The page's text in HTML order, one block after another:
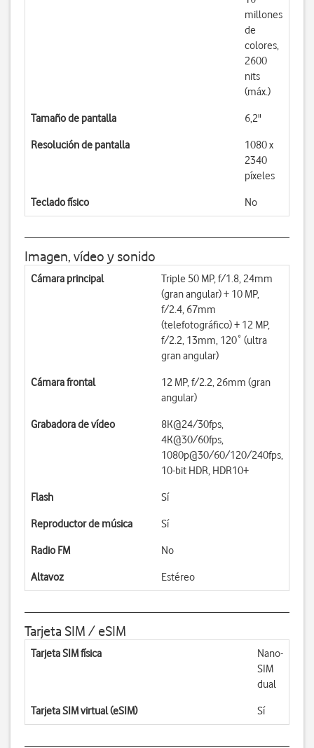
millones
de
colores,
2600
nits
(máx.)
Tamaño de pantalla 6,2"
Resolución de pantalla
1080 x
2340
píxeles
Teclado físico No
Imagen, vídeo y sonido
Cámara principal
Triple 50 MP, f/1.8, 24mm
(gran angular) + 10 MP,
f/2.4, 67mm
(telefotográfico) + 12 MP,
f/2.2, 13mm, 120˚ (ultra
gran angular)
Cámara frontal
12 MP, f/2.2, 26mm (gran
angular)
Grabadora de vídeo
8K@24/30fps,
4K@30/60fps,
1080p@30/60/120/240fps,
10-bit HDR, HDR10+
Flash Sí
Reproductor de música Sí
Radio FM No
Altavoz Estéreo
Tarjeta SIM / eSIM
Tarjeta SIM física
Nano-
SIM
dual
Tarjeta SIM virtual (eSIM) Sí